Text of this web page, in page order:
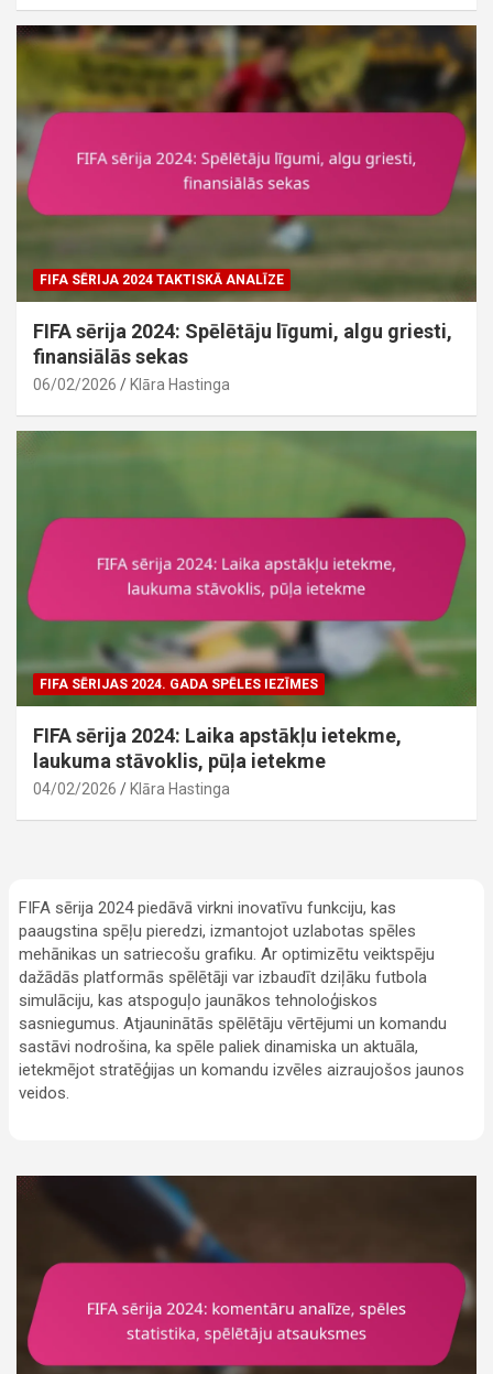
FIFA SĒRIJA 2024 TAKTISKĀ ANALĪZE
FIFA sērija 2024: Spēlētāju līgumi, algu griesti,
finansiālās sekas
06/02/2026 Klāra Hastinga
FIFA SĒRIJAS 2024. GADA SPĒLES IEZĪMES
FIFA sērija 2024: Laika apstākļu ietekme,
laukuma stāvoklis, pūļa ietekme
04/02/2026 Klāra Hastinga
FIFA sērija 2024 piedāvā virkni inovatīvu funkciju, kas
paaugstina spēļu pieredzi, izmantojot uzlabotas spēles
mehānikas un satriecošu grafiku. Ar optimizētu veiktspēju
dažādās platformās spēlētāji var izbaudīt dziļāku futbola
simulāciju, kas atspoguļo jaunākos tehnoloģiskos
sasniegumus. Atjauninātās spēlētāju vērtējumi un komandu
sastāvi nodrošina, ka spēle paliek dinamiska un aktuāla,
ietekmējot stratēģijas un komandu izvēles aizraujošos jaunos
veidos.